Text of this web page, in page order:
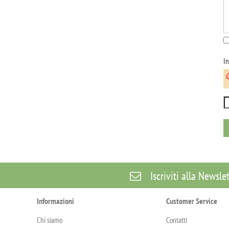
Iscriviti alla
Informazioni
Chi siamo
Customer Service
Contatti